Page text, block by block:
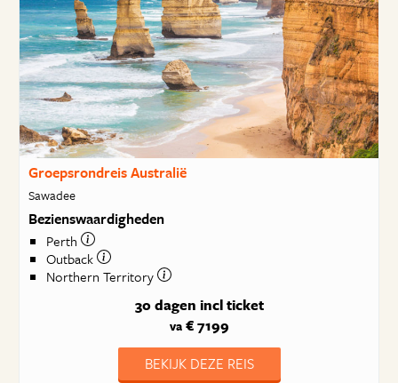
Groepsrondreis Australië
Sawadee
Bezienswaardigheden
Perth
Outback
Northern Territory
30 dagen incl ticket
va€ 7199
BEKIJK DEZE REIS